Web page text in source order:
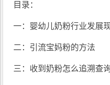
目录：
一：婴幼儿奶粉行业发展
二：引流宝妈粉的方法
三：收到奶粉怎么追溯查